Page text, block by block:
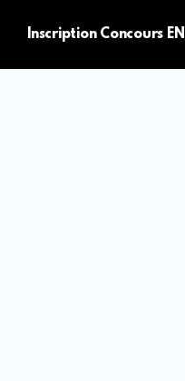
Inscription Concours